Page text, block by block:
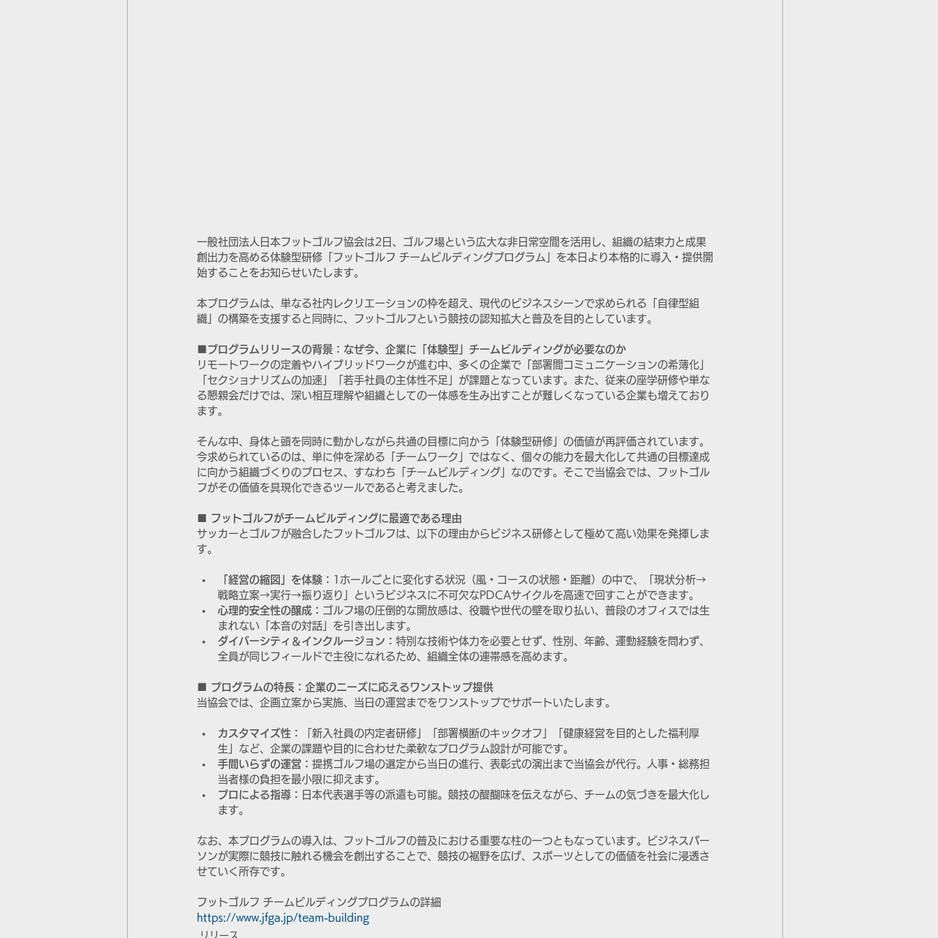
一般社団法人日本フットゴルフ協会は2日、ゴルフ場という広大な非日常空間を活用し、組織の結束力と成果
創出力を高める体験型研修「フットゴルフ チームビルディングプログラム」を本日より本格的に導入・提供開
始することをお知らせいたします。
本プログラムは、単なる社内レクリエーションの枠を超え、現代のビジネスシーンで求められる「自律型組
織」の構築を支援すると同時に、フットゴルフという競技の認知拡大と普及を目的としています。
■プログラムリリースの背景：なぜ今、企業に「体験型」チームビルディングが必要なのか
リモートワークの定着やハイブリッドワークが進む中、多くの企業で「部署間コミュニケーションの希薄化」
「セクショナリズムの加速」「若手社員の主体性不足」が課題となっています。また、従来の座学研修や単な
る懇親会だけでは、深い相互理解や組織としての一体感を生み出すことが難しくなっている企業も増えており
ます。
そんな中、身体と頭を同時に動かしながら共通の目標に向かう「体験型研修」の価値が再評価されています。
今求められているのは、単に仲を深める「チームワーク」ではなく、個々の能力を最大化して共通の目標達成
に向かう組織づくりのプロセス、すなわち「チームビルディング」なのです。そこで当協会では、フットゴル
フがその価値を具現化できるツールであると考えました。
■ フットゴルフがチームビルディングに最適である理由
サッカーとゴルフが融合したフットゴルフは、以下の理由からビジネス研修として極めて高い効果を発揮しま
す。
「経営の縮図」を体験： 1ホールごとに変化する状況（風・コースの状態・距離）の中で、「現状分析→
戦略立案→実行→振り返り」というビジネスに不可欠なPDCAサイクルを高速で回すことができます。
心理的安全性の醸成： ゴルフ場の圧倒的な開放感は、役職や世代の壁を取り払い、普段のオフィスでは生
まれない「本音の対話」を引き出します。
ダイバーシティ＆インクルージョン： 特別な技術や体力を必要とせず、性別、年齢、運動経験を問わず、
全員が同じフィールドで主役になれるため、組織全体の連帯感を高めます。
■ プログラムの特長：企業のニーズに応えるワンストップ提供
当協会では、企画立案から実施、当日の運営までをワンストップでサポートいたします。
カスタマイズ性：
「新入社員の内定者研修」「部署横断のキックオフ」「健康経営を目的とした福利厚
生」など、企業の課題や目的に合わせた柔軟なプログラム設計が可能です。
手間いらずの運営： 提携ゴルフ場の選定から当日の進行、表彰式の演出まで当協会が代行。人事・総務担
当者様の負担を最小限に抑えます。
プロによる指導： 日本代表選手等の派遣も可能。競技の醍醐味を伝えながら、チームの気づきを最大化し
ます。
なお、本プログラムの導入は、フットゴルフの普及における重要な柱の一つともなっています。ビジネスパー
ソンが実際に競技に触れる機会を創出することで、競技の裾野を広げ、スポーツとしての価値を社会に浸透さ
せていく所存です。
フットゴルフ チームビルディングプログラムの詳細
https://www.jfga.jp/team-building
リリース